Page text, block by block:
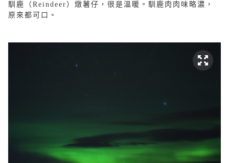
馴鹿（Reindeer）燉薯仔，很是溫暖。馴鹿肉肉味略濃，
原來都可口。